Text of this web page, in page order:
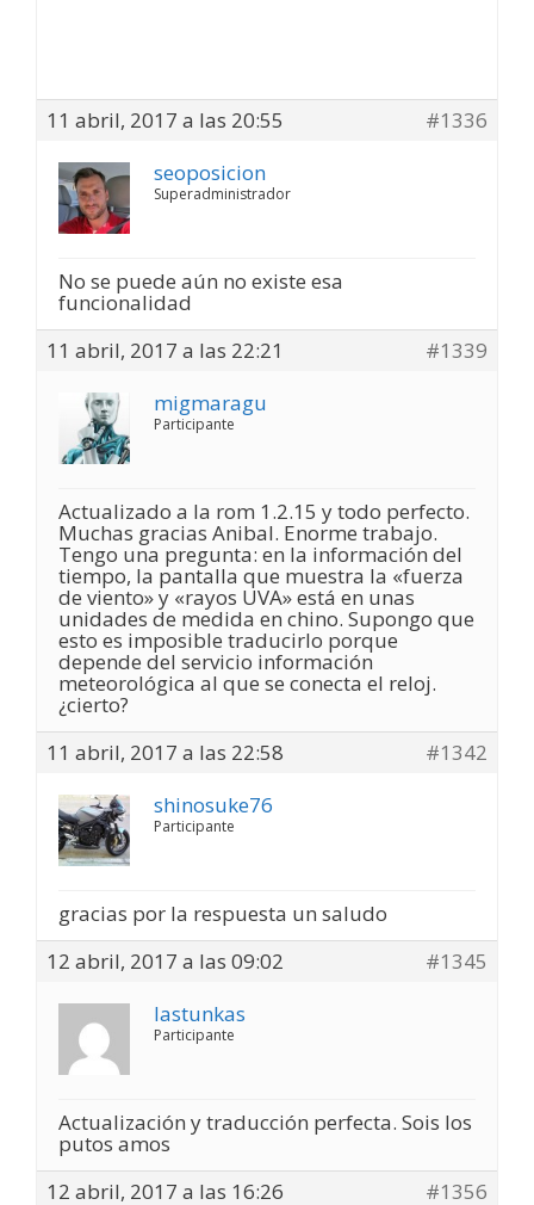
11 abril, 2017 a las 20:55
#1336
seoposicion
Superadministrador
No se puede aún no existe esa
funcionalidad
11 abril, 2017 a las 22:21
#1339
migmaragu
Participante
Actualizado a la rom 1.2.15 y todo perfecto.
Muchas gracias Anibal. Enorme trabajo.
Tengo una pregunta: en la información del
tiempo, la pantalla que muestra la «fuerza
de viento» y «rayos UVA» está en unas
unidades de medida en chino. Supongo que
esto es imposible traducirlo porque
depende del servicio información
meteorológica al que se conecta el reloj.
¿cierto?
11 abril, 2017 a las 22:58
#1342
shinosuke76
Participante
gracias por la respuesta un saludo
12 abril, 2017 a las 09:02
#1345
lastunkas
Participante
Actualización y traducción perfecta. Sois los
putos amos
12 abril, 2017 a las 16:26
#1356